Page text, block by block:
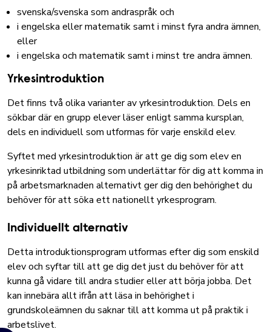
svenska/svenska som andraspråk och
i engelska eller matematik samt i minst fyra andra ämnen,
eller
i engelska och matematik samt i minst tre andra ämnen.
Yrkesintroduktion
Det finns två olika varianter av yrkesintroduktion. Dels en
sökbar där en grupp elever läser enligt samma kursplan,
dels en individuell som utformas för varje enskild elev.
Syftet med yrkesintroduktion är att ge dig som elev en
yrkesinriktad utbildning som underlättar för dig att komma in
på arbetsmarknaden alternativt ger dig den behörighet du
behöver för att söka ett nationellt yrkesprogram.
Individuellt alternativ
Detta introduktionsprogram utformas efter dig som enskild
elev och syftar till att ge dig det just du behöver för att
kunna gå vidare till andra studier eller att börja jobba. Det
kan innebära allt ifrån att läsa in behörighet i
grundskoleämnen du saknar till att komma ut på praktik i
arbetslivet.